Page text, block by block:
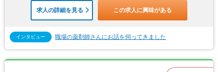
求人の詳細を見る この求人に興味がある
インタビュー 職場の薬剤師さんにお話を伺ってきました